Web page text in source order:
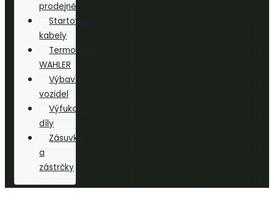
prodejně
Startovací
kabely
Termostaty
WAHLER
Výbava
vozidel
Výfukové
díly
Zásuvky
a
zástrčky